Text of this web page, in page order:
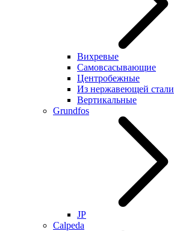
Вихревые
Самовсасывающие
Центробежные
Из нержавеющей стали
Вертикальные
Grundfos
JP
Calpeda